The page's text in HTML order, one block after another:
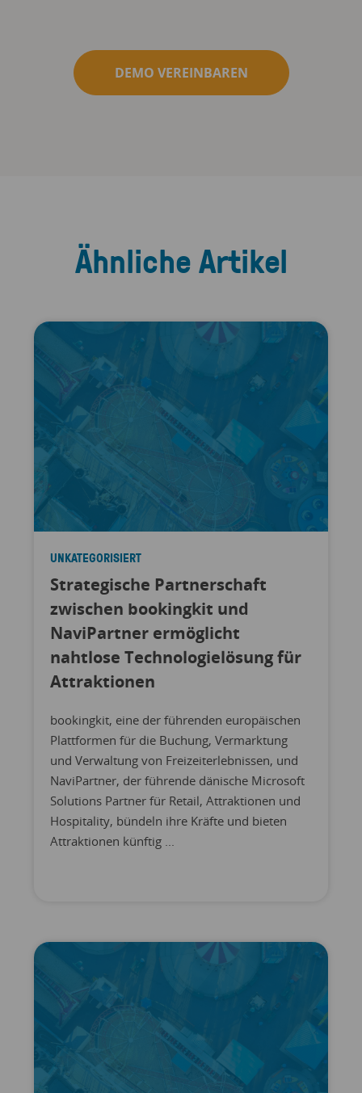
DEMO VEREINBAREN
Ähnliche Artikel
UNKATEGORISIERT
Strategische Partnerschaft
zwischen bookingkit und
NaviPartner ermöglicht
nahtlose Technologielösung für
Attraktionen
bookingkit, eine der führenden europäischen
Plattformen für die Buchung, Vermarktung
und Verwaltung von Freizeiterlebnissen, und
NaviPartner, der führende dänische Microsoft
Solutions Partner für Retail, Attraktionen und
Hospitality, bündeln ihre Kräfte und bieten
Attraktionen künftig ...